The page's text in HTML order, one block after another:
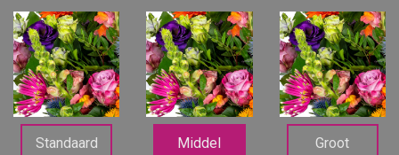
Standaard
Middel
Groot